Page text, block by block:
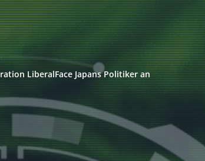
LiberalFace Japans Politiker an